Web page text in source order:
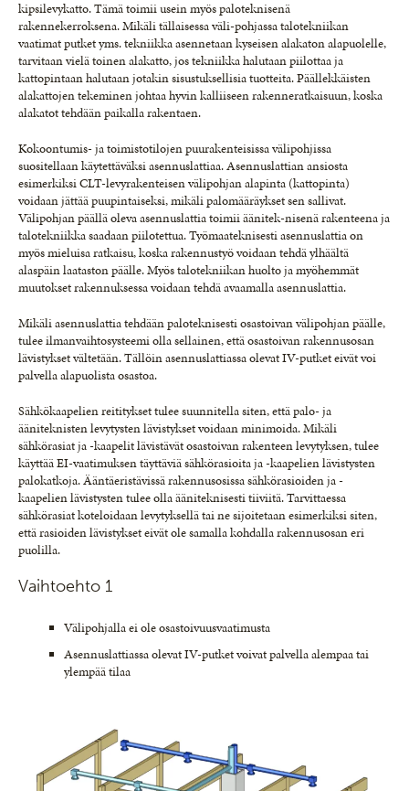
kipsilevykatto. Tämä toimii usein myös paloteknisenä
rakennekerroksena. Mikäli tällaisessa väli-pohjassa talotekniikan
vaatimat putket yms. tekniikka asennetaan kyseisen alakaton alapuolelle,
tarvitaan vielä toinen alakatto, jos tekniikka halutaan piilottaa ja
kattopintaan halutaan jotakin sisustuksellisia tuotteita. Päällekkäisten
alakattojen tekeminen johtaa hyvin kalliiseen rakenneratkaisuun, koska
alakatot tehdään paikalla rakentaen.
Kokoontumis- ja toimistotilojen puurakenteisissa välipohjissa
suositellaan käytettäväksi asennuslattiaa. Asennuslattian ansiosta
esimerkiksi CLT-levyrakenteisen välipohjan alapinta (kattopinta)
voidaan jättää puupintaiseksi, mikäli palomääräykset sen sallivat.
Välipohjan päällä oleva asennuslattia toimii äänitek-nisenä rakenteena ja
talotekniikka saadaan piilotettua. Työmaateknisesti asennuslattia on
myös mieluisa ratkaisu, koska rakennustyö voidaan tehdä ylhäältä
alaspäin laataston päälle. Myös talotekniikan huolto ja myöhemmät
muutokset rakennuksessa voidaan tehdä avaamalla asennuslattia.
Mikäli asennuslattia tehdään paloteknisesti osastoivan välipohjan päälle,
tulee ilmanvaihtosysteemi olla sellainen, että osastoivan rakennusosan
lävistykset vältetään. Tällöin asennuslattiassa olevat IV-putket eivät voi
palvella alapuolista osastoa.
Sähkökaapelien reititykset tulee suunnitella siten, että palo- ja
ääniteknisten levytysten lävistykset voidaan minimoida. Mikäli
sähkörasiat ja -kaapelit lävistävät osastoivan rakenteen levytyksen, tulee
käyttää EI-vaatimuksen täyttäviä sähkörasioita ja -kaapelien lävistysten
palokatkoja. Ääntäeristävissä rakennusosissa sähkörasioiden ja -
kaapelien lävistysten tulee olla ääniteknisesti tiiviitä. Tarvittaessa
sähkörasiat koteloidaan levytyksellä tai ne sijoitetaan esimerkiksi siten,
että rasioiden lävistykset eivät ole samalla kohdalla rakennusosan eri
puolilla.
Vaihtoehto 1
Välipohjalla ei ole osastoivuusvaatimusta
Asennuslattiassa olevat IV-putket voivat palvella alempaa tai
ylempää tilaa